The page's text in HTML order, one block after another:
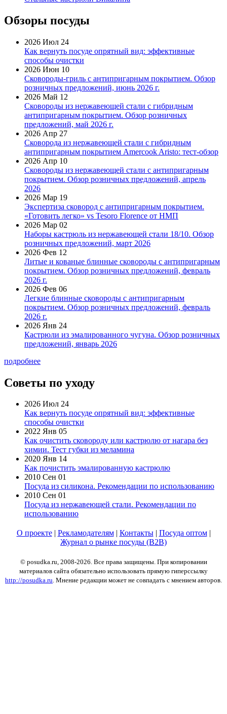
Обзоры посуды
2026 Июл 24
Как вернуть посуде опрятный вид: эффективные
способы очистки
2026 Июн 10
Сковороды-гриль с антипригарным покрытием. Обзор
розничных предложений, июнь 2026 г.
2026 Май 12
Сковороды из нержавеющей стали с гибридным
антипригарным покрытием. Обзор розничных
предложений, май 2026 г.
2026 Апр 27
Сковорода из нержавеющей стали с гибридным
антипригарным покрытием Amercook Aristo: тест-обзор
2026 Апр 10
Сковороды из нержавеющей стали с антипригарным
покрытием. Обзор розничных предложений, апрель
2026
2026 Мар 19
Экспертиза сковород с антипригарным покрытием.
«Готовить легко» vs Tesoro Florence от НМП
2026 Мар 02
Наборы кастрюль из нержавеющей стали 18/10. Обзор
розничных предложений, март 2026
2026 Фев 12
Литые и кованые блинные сковороды с антипригарным
покрытием. Обзор розничных предложений, февраль
2026 г.
2026 Фев 06
Легкие блинные сковороды с антипригарным
покрытием. Обзор розничных предложений, февраль
2026 г.
2026 Янв 24
Кастрюли из эмалированного чугуна. Обзор розничных
предложений, январь 2026
подробнее
Советы по уходу
2026 Июл 24
Как вернуть посуде опрятный вид: эффективные
способы очистки
2022 Янв 05
Как очистить сковороду или кастрюлю от нагара без
химии. Тест губки из меламина
2020 Янв 14
Как почистить эмалированную кастрюлю
2010 Сен 01
Посуда из силикона. Рекомендации по использованию
2010 Сен 01
Посуда из нержавеющей стали. Рекомендации по
использованию
О проекте| Рекламодателям| Контакты| Посуда оптом|
Журнал о рынке посуды (B2B)
© posudka.ru, 2008-2026. Все права защищены. При копировании
материалов сайта обязательно использовать прямую гиперссылку
http://posudka.ru. Мнение редакции может не совпадать с мнением авторов.